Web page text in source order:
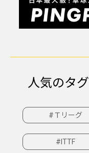
人気のタグ
#Ｔリーグ
#ITTF